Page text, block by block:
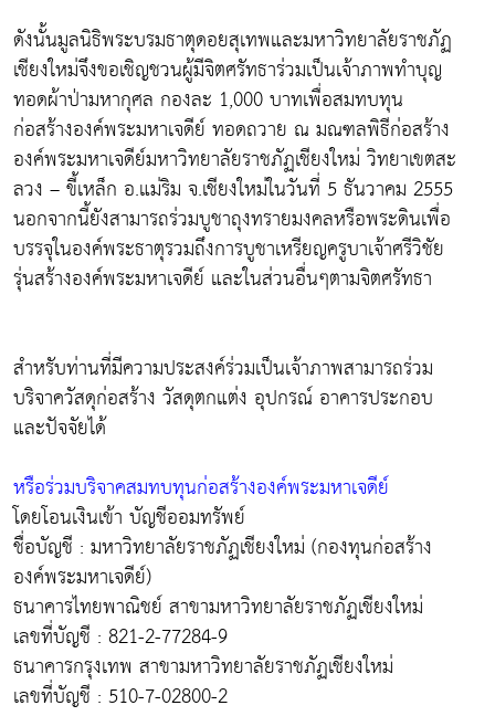
ดังนั้นมูลนิธิพระบรมธาตุดอยสุเทพและมหาวิทยาลัยราชภัฏ
เชียงใหม่จึงขอเชิญชวนผู้มีจิตศรัทธาร่วมเป็นเจ้าภาพทำบุญ
ทอดผ้าป่ามหากุศล กองละ 1,000 บาทเพื่อสมทบทุน
ก่อสร้างองค์พระมหาเจดีย์ ทอดถวาย ณ มณฑลพิธีก่อสร้าง
องค์พระมหาเจดีย์มหาวิทยาลัยราชภัฏเชียงใหม่ วิทยาเขตสะ
ลวง – ขี้เหล็ก อ.แม่ริม จ.เชียงใหม่ในวันที่ 5 ธันวาคม 2555
นอกจากนี้ยังสามารถร่วมบูชาถุงทรายมงคลหรือพระดินเพื่อ
บรรจุในองค์พระธาตุรวมถึงการบูชาเหรียญครูบาเจ้าศรีวิชัย
รุ่นสร้างองค์พระมหาเจดีย์ และในส่วนอื่นๆตามจิตศรัทธา
สำหรับท่านที่มีความประสงค์ร่วมเป็นเจ้าภาพสามารถร่วม
บริจาควัสดุก่อสร้าง วัสดุตกแต่ง อุปกรณ์ อาคารประกอบ
และปัจจัยได้
หรือร่วมบริจาคสมทบทุนก่อสร้างองค์พระมหาเจดีย์
โดยโอนเงินเข้า บัญชีออมทรัพย์
ชื่อบัญชี : มหาวิทยาลัยราชภัฏเชียงใหม่ (กองทุนก่อสร้าง
องค์พระมหาเจดีย์)
ธนาคารไทยพาณิชย์ สาขามหาวิทยาลัยราชภัฏเชียงใหม่
เลขที่บัญชี : 821-2-77284-9
ธนาคารกรุงเทพ สาขามหาวิทยาลัยราชภัฏเชียงใหม่
เลขที่บัญชี : 510-7-02800-2